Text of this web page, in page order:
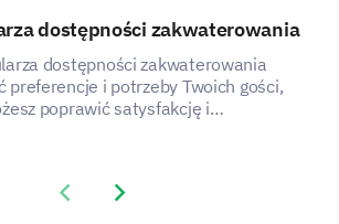
Time
Time
dostępności zakwaterowania
dostępności zakwaterowania
preferencje i potrzeby Twoich gości,
poprawić satysfakcję i
Previous slide
Next slide